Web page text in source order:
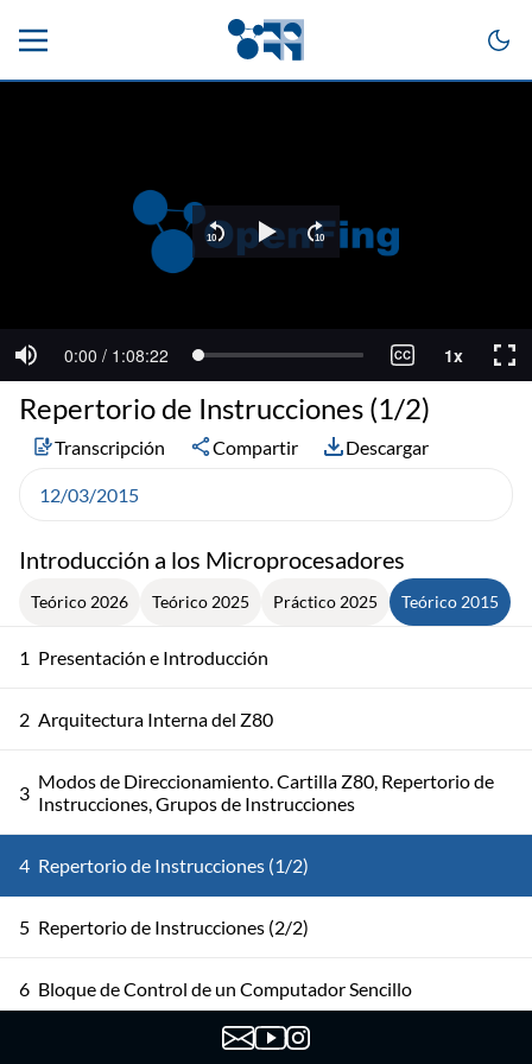
Introducción a los Microprocesadores
Teórico 2026 Teórico 2025 Práctico 2025 Teórico 2015
1 Presentación e Introducción
2 Arquitectura Interna del Z80
3 Modos de Direccionamiento. Cartilla Z80, Repertorio de
Instrucciones, Grupos de Instrucciones
4 Repertorio de Instrucciones (1/2)
5 Repertorio de Instrucciones (2/2)
6 Bloque de Control de un Computador Sencillo
Lenguajes y Ciclo de Desarrollo
Repertorio de Instrucciones (1/2)
Transcripción Compartir Descargar
12/03/2015